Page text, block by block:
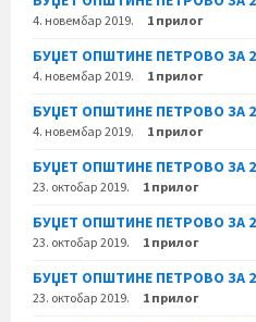
4. новембар 2019. 1 прилог
БУЏЕТ ОПШТИНЕ ПЕТРОВО ЗА
4. новембар 2019. 1 прилог
БУЏЕТ ОПШТИНЕ ПЕТРОВО ЗА
4. новембар 2019. 1 прилог
БУЏЕТ ОПШТИНЕ ПЕТРОВО ЗА
23. октобар 2019. 1 прилог
БУЏЕТ ОПШТИНЕ ПЕТРОВО ЗА
23. октобар 2019. 1 прилог
БУЏЕТ ОПШТИНЕ ПЕТРОВО ЗА
23. октобар 2019. 1 прилог